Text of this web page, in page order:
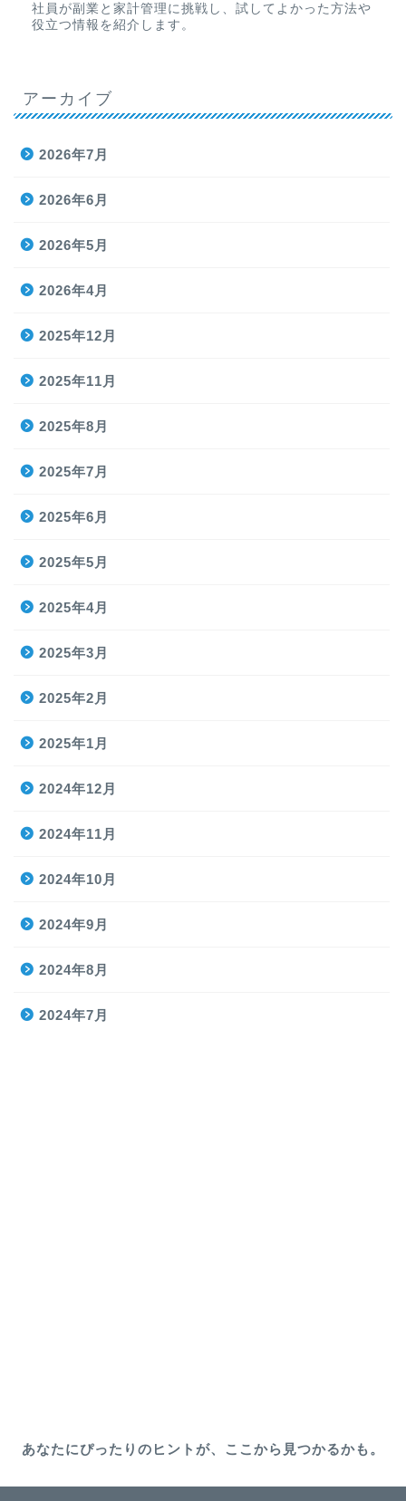
社員が副業と家計管理に挑戦し、試してよかった方法や
役立つ情報を紹介します。
アーカイブ
2026年7月
2026年6月
2026年5月
2026年4月
2025年12月
2025年11月
2025年8月
2025年7月
2025年6月
2025年5月
2025年4月
2025年3月
2025年2月
2025年1月
2024年12月
2024年11月
2024年10月
2024年9月
2024年8月
2024年7月
あなたにぴったりのヒントが、ここから見つかるかも。